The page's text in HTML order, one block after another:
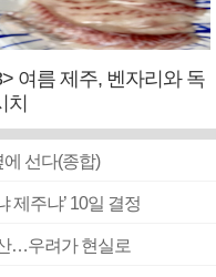
여름 제주, 벤자리와 독
치
선다(종합)
제주냐’ 10일 결정
…우려가 현실로